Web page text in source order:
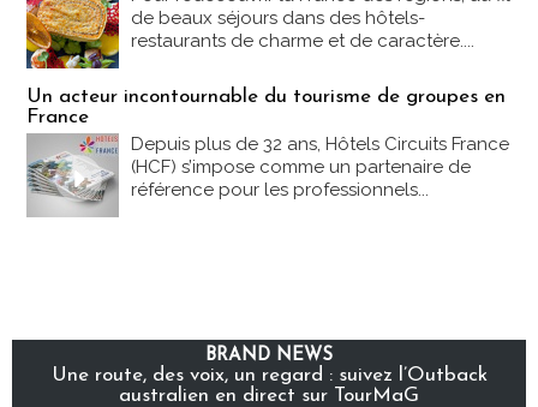
de beaux séjours dans des hôtels-
restaurants de charme et de caractère....
Un acteur incontournable du tourisme de groupes en
France
Depuis plus de 32 ans, Hôtels Circuits France
(HCF) s’impose comme un partenaire de
référence pour les professionnels...
BRAND NEWS
Une route, des voix, un regard : suivez l’Outback
australien en direct sur TourMaG